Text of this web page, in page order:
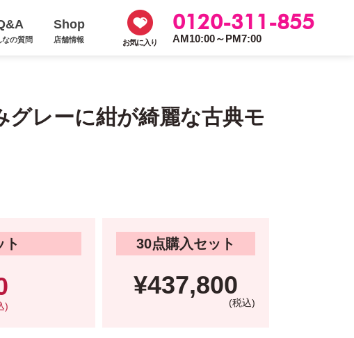
なの質問
Shop
店舗情報 お気に入り
0120-311-855
AM10:00～PM7:00
レーに紺が綺麗な古典モ
ト
)
30点購入セット
¥437,800
(税込)